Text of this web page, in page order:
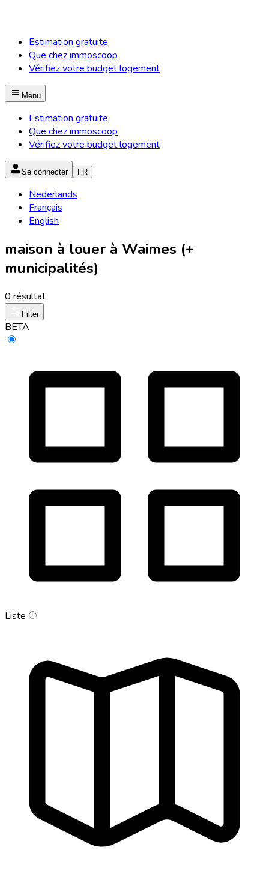
Estimation gratuite
Que chez immoscoop
Vérifiez votre budget logement
Menu
Estimation gratuite
Que chez immoscoop
Vérifiez votre budget logement
Se connecter FR
Nederlands
Français
English
maison à louer à Waimes (+
municipalités)
0 résultat
Filter
BETA
Liste